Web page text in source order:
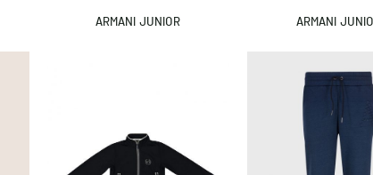
ARMANI
ARMANI JUNIOR